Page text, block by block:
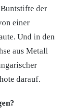
der
einer
Und in den
aus Metall
darauf.